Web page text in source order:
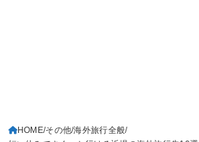
HOME その他 海外旅行全般